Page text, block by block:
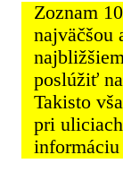
Zoznam
najväčšou
poslúžiť
Takisto
pri